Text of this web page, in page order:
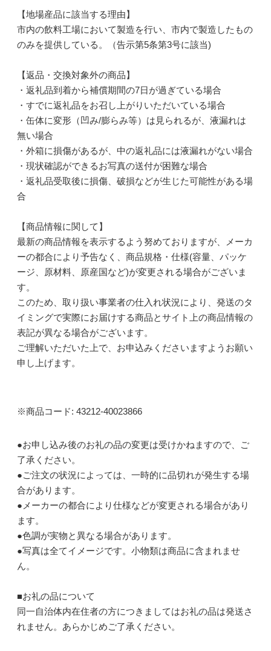
【地場産品に該当する理由】
市内の飲料工場において製造を行い、市内で製造したもの
のみを提供している。（告示第5条第3号に該当)
【返品・交換対象外の商品】
・返礼品到着から補償期間の7日が過ぎている場合
・すでに返礼品をお召し上がりいただいている場合
・缶体に変形（凹み/膨らみ等）は見られるが、液漏れは
無い場合
・外箱に損傷があるが、中の返礼品には液漏れがない場合
・現状確認ができるお写真の送付が困難な場合
・返礼品受取後に損傷、破損などが生じた可能性がある場
合
【商品情報に関して】
最新の商品情報を表示するよう努めておりますが、メーカ
ーの都合により予告なく、商品規格・仕様(容量、パッケ
ージ、原材料、原産国など)が変更される場合がございま
す。
このため、取り扱い事業者の仕入れ状況により、発送のタ
イミングで実際にお届けする商品とサイト上の商品情報の
表記が異なる場合がございます。
ご理解いただいた上で、お申込みくださいますようお願い
申し上げます。
※商品コード: 43212-40023866
●お申し込み後のお礼の品の変更は受けかねますので、ご
了承ください。
●ご注文の状況によっては、一時的に品切れが発生する場
合があります。
●メーカーの都合により仕様などが変更される場合があり
ます。
●色調が実物と異なる場合があります。
●写真は全てイメージです。小物類は商品に含まれませ
ん。
■お礼の品について
同一自治体内在住者の方につきましてはお礼の品は発送さ
れません。あらかじめご了承ください。